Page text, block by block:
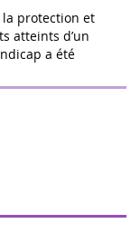
protection et
atteints d’un
a été
le Cutté
L'espoir
Eva pour la vie
niños e...